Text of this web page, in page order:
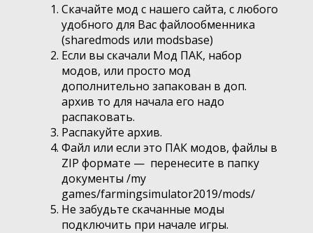
Скачайте мод с нашего сайта, с любого
удобного для Вас файлообменника
(sharedmods или modsbase)
Если вы скачали Мод ПАК, набор
модов, или просто мод
дополнительно запакован в доп.
архив то для начала его надо
распаковать.
Распакуйте архив.
Файл или если это ПАК модов, файлы в
ZIP формате — перенесите в папку
документы /my
games/farmingsimulator2019/mods/
Не забудьте скачанные моды
подключить при начале игры.